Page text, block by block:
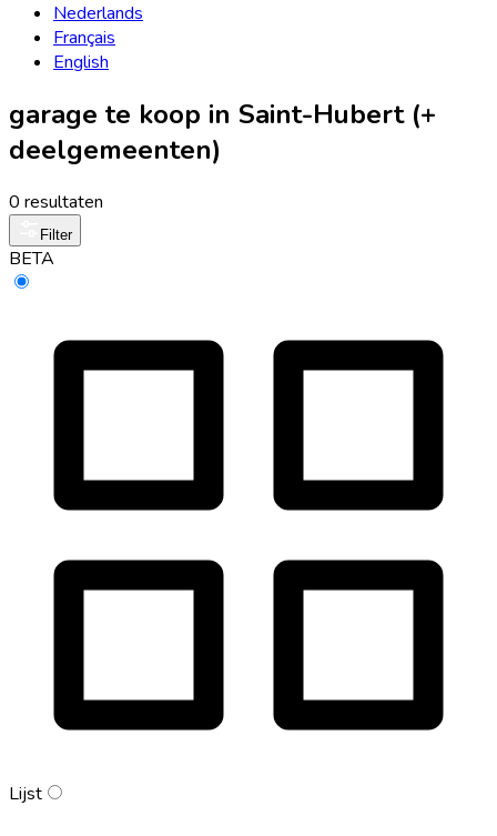
Nederlands
Français
English
garage te koop in Saint-Hubert (+
deelgemeenten)
0 resultaten
Filter
BETA
Lijst